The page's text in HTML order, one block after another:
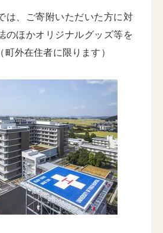
は、ご寄附いただいた方に対
のほかオリジナルグッズ等を
町外在住者に限ります）